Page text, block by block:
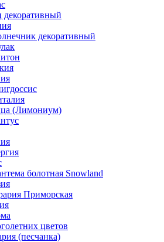
декоративный
декоративный
(Лимониум)
болотная Snowland
Приморская
цветов
(песчанка)